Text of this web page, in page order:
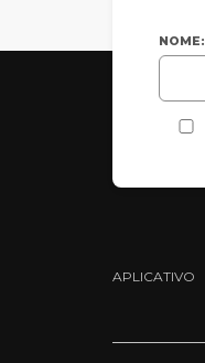
NOME:
APLICATIVO